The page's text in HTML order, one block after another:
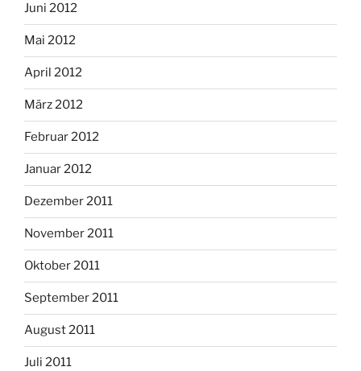
Juni 2012
Mai 2012
April 2012
März 2012
Februar 2012
Januar 2012
Dezember 2011
November 2011
Oktober 2011
September 2011
August 2011
Juli 2011